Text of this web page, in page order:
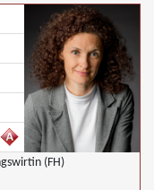
(FH)